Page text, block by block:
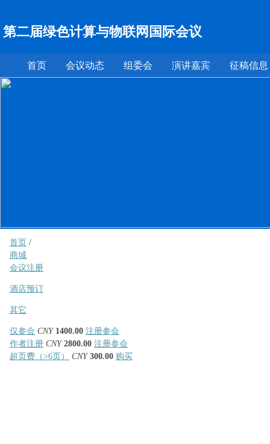
第二届绿色计算与物联网国际会议
首页 会议动态 组委会 演讲嘉宾 征稿信息
首页 /
商城
会议注册
酒店预订
其它
仅参会 CNY 1400.00 注册参会
作者注册 CNY 2800.00 注册参会
超页费（>6页）
CNY 300.00 购买